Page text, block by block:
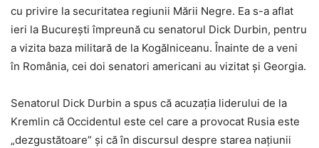
cu privire la securitatea regiunii Mării Negre. Ea s-a aflat
ieri la București împreună cu senatorul Dick Durbin, pentru
a vizita baza militară de la Kogălniceanu. Înainte de a veni
în România, cei doi senatori americani au vizitat și Georgia.
Senatorul Dick Durbin a spus că acuzaţia liderului de la
Kremlin că Occidentul este cel care a provocat Rusia este
„dezgustătoare” și că în discursul despre starea naţiunii